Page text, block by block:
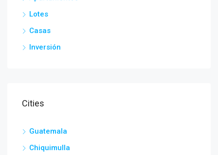
Lotes
Casas
Inversión
Cities
Guatemala
Chiquimulla